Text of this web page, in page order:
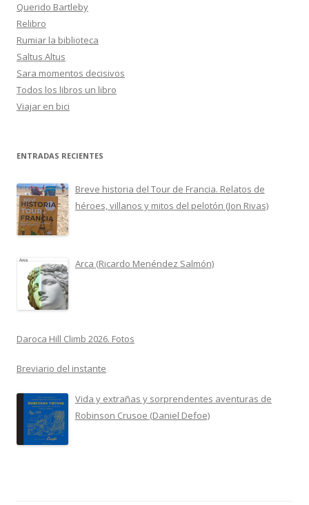
Querido Bartleby
Relibro
Rumiar la biblioteca
Saltus Altus
Sara momentos decisivos
Todos los libros un libro
Viajar en bici
ENTRADAS RECIENTES
Breve historia del Tour de Francia. Relatos de
héroes, villanos y mitos del pelotón (Jon Rivas)
Arca (Ricardo Menéndez Salmón)
Daroca Hill Climb 2026. Fotos
Breviario del instante
Vida y extrañas y sorprendentes aventuras de
Robinson Crusoe (Daniel Defoe)